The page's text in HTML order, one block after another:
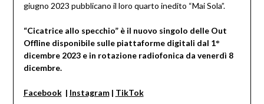
giugno 2023 pubblicano il loro quarto inedito “Mai Sola”.
“Cicatrice allo specchio” è il nuovo singolo delle Out
Offline disponibile sulle piattaforme digitali dal 1°
dicembre 2023 e in rotazione radiofonica da venerdì 8
dicembre.
Facebook| Instagram| TikTok